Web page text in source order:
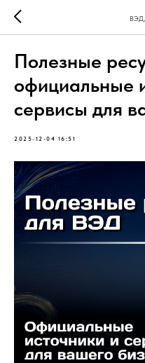
ВЭД,
Полезные
официальные
сервисы для
2025-12-04 16:51